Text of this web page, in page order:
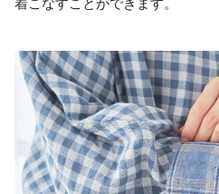
着こなすことができます。